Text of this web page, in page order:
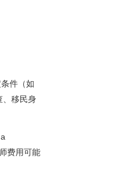
件（如
、移民身
费用可能